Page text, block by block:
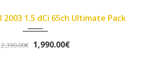
Fiat Panda II 2007 1.1 8v 54ch